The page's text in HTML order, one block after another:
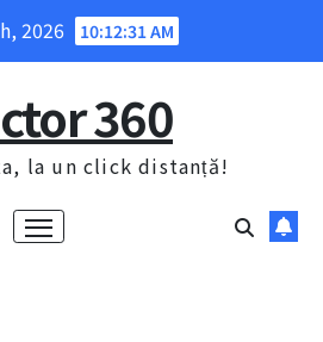
2026 10:12:32 AM
360
la un click distanță!